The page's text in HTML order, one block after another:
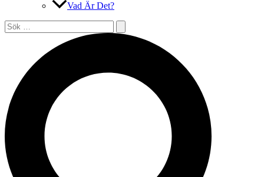
Vad Är Det?
Sök
efter: